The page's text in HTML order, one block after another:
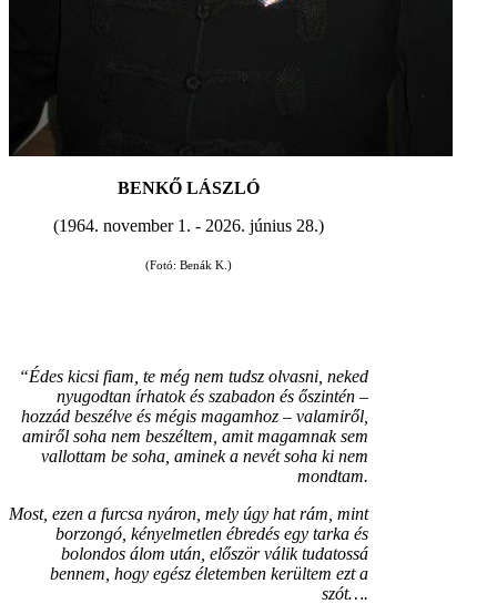
BENKŐ LÁSZLÓ
(1964. november 1. - 2026. június 28.)
(Fotó: Benák K.)
“Édes kicsi fiam, te még nem tudsz olvasni, neked
nyugodtan írhatok és szabadon és őszintén –
hozzád beszélve és mégis magamhoz – valamiről,
amiről soha nem beszéltem, amit magamnak sem
vallottam be soha, aminek a nevét soha ki nem
mondtam.
Most, ezen a furcsa nyáron, mely úgy hat rám, mint
borzongó, kényelmetlen ébredés egy tarka és
bolondos álom után, először válik tudatossá
bennem, hogy egész életemben kerültem ezt a
szót….